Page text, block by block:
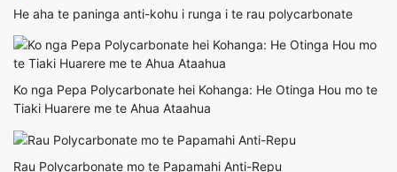
He aha te paninga anti-kohu i runga i te rau polycarbonate
Ko nga Pepa Polycarbonate hei Kohanga: He Otinga Hou mo te
Tiaki Huarere me te Ahua Ataahua
Rau Polycarbonate mo te Papamahi Anti-Repu